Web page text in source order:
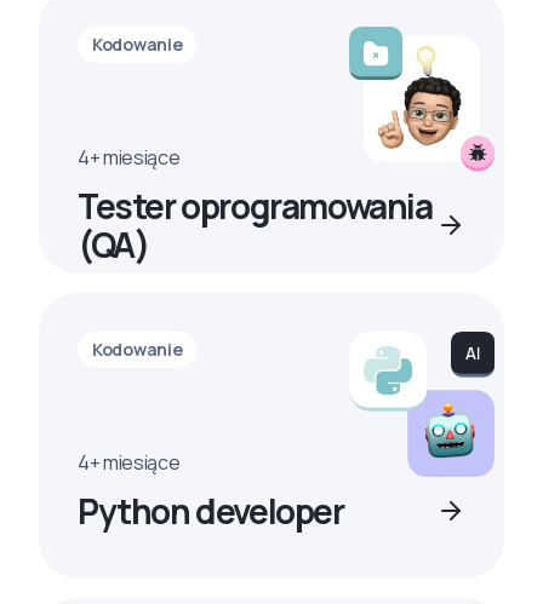
Kodowanie
4+ miesiące
Tester oprogramowania
(QA)
Kodowanie
4+ miesiące
Python developer